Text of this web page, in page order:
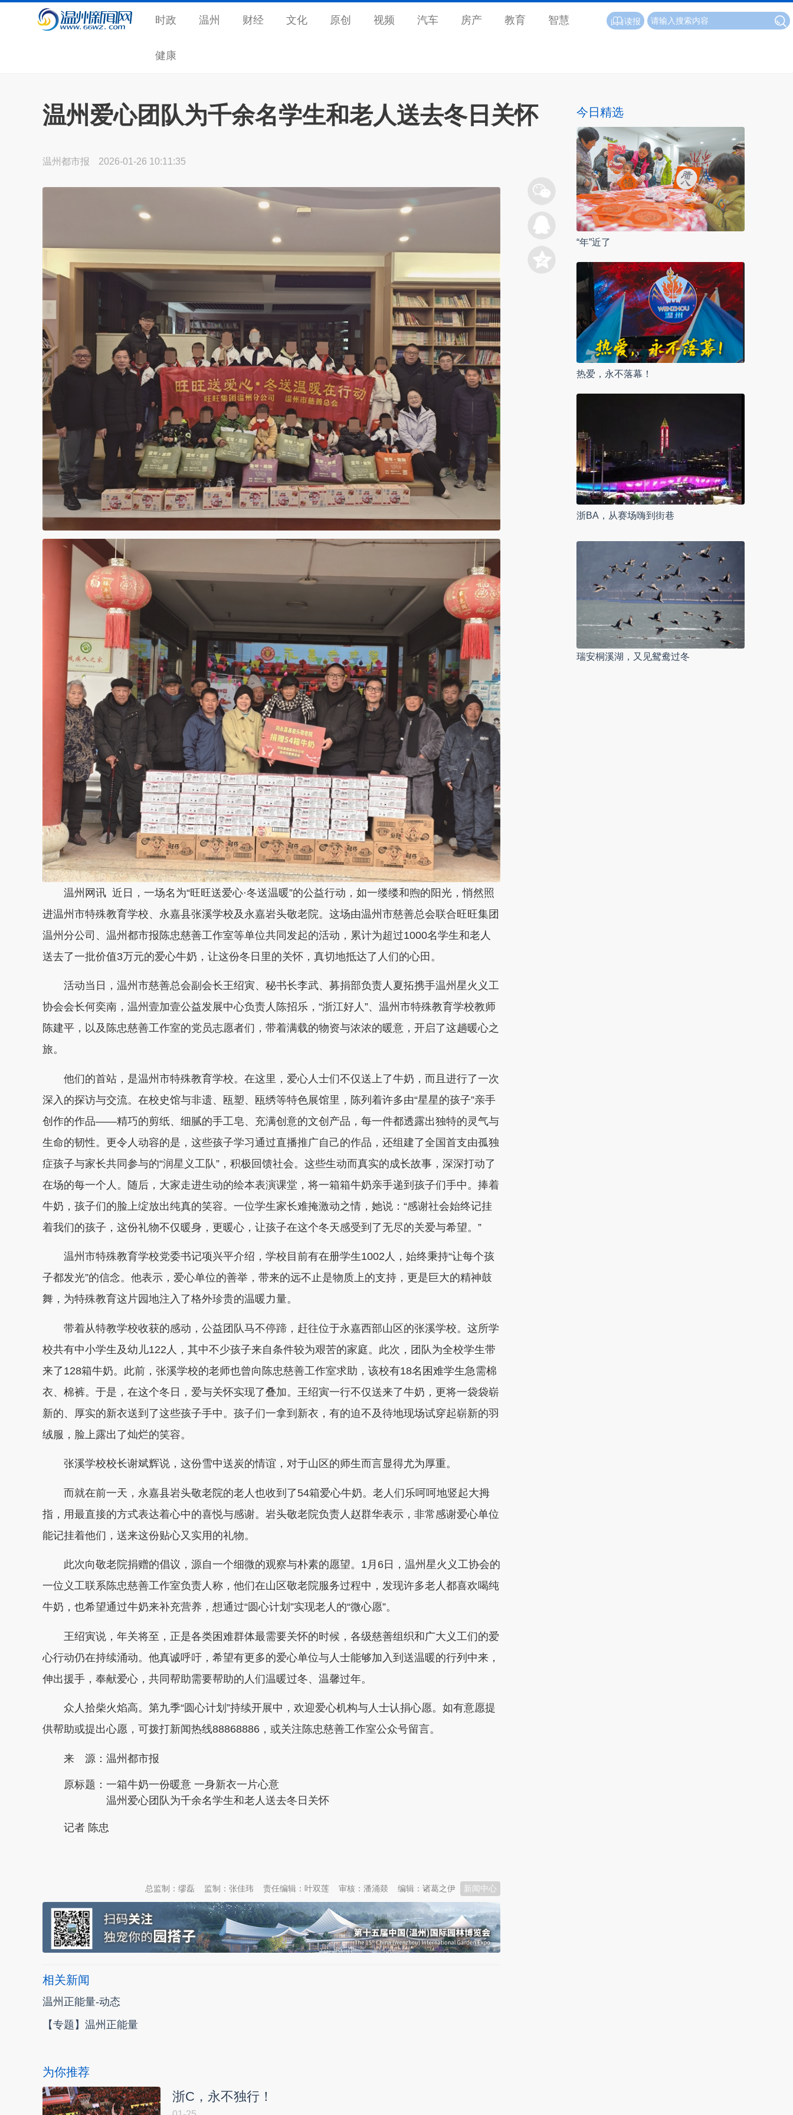
时政 温州 财经 文化 原创 视频 汽车 房产 教育 智慧
健康
读报
温州爱心团队为千余名学生和老人送去冬日关怀
温州都市报 2026-01-26 10:11:35
温州网讯 近日，一场名为“旺旺送爱心·冬送温暖”的公益行动，如一缕缕和煦的阳光，悄然照
进温州市特殊教育学校、永嘉县张溪学校及永嘉岩头敬老院。这场由温州市慈善总会联合旺旺集团
温州分公司、温州都市报陈忠慈善工作室等单位共同发起的活动，累计为超过1000名学生和老人
送去了一批价值3万元的爱心牛奶，让这份冬日里的关怀，真切地抵达了人们的心田。
活动当日，温州市慈善总会副会长王绍寅、秘书长李武、募捐部负责人夏拓携手温州星火义工
协会会长何奕南，温州壹加壹公益发展中心负责人陈招乐，“浙江好人”、温州市特殊教育学校教师
陈建平，以及陈忠慈善工作室的党员志愿者们，带着满载的物资与浓浓的暖意，开启了这趟暖心之
旅。
他们的首站，是温州市特殊教育学校。在这里，爱心人士们不仅送上了牛奶，而且进行了一次
深入的探访与交流。在校史馆与非遗、瓯塑、瓯绣等特色展馆里，陈列着许多由“星星的孩子”亲手
创作的作品——精巧的剪纸、细腻的手工皂、充满创意的文创产品，每一件都透露出独特的灵气与
生命的韧性。更令人动容的是，这些孩子学习通过直播推广自己的作品，还组建了全国首支由孤独
症孩子与家长共同参与的“润星义工队”，积极回馈社会。这些生动而真实的成长故事，深深打动了
在场的每一个人。随后，大家走进生动的绘本表演课堂，将一箱箱牛奶亲手递到孩子们手中。捧着
牛奶，孩子们的脸上绽放出纯真的笑容。一位学生家长难掩激动之情，她说：“感谢社会始终记挂
着我们的孩子，这份礼物不仅暖身，更暖心，让孩子在这个冬天感受到了无尽的关爱与希望。”
温州市特殊教育学校党委书记项兴平介绍，学校目前有在册学生1002人，始终秉持“让每个孩
子都发光”的信念。他表示，爱心单位的善举，带来的远不止是物质上的支持，更是巨大的精神鼓
舞，为特殊教育这片园地注入了格外珍贵的温暖力量。
带着从特教学校收获的感动，公益团队马不停蹄，赶往位于永嘉西部山区的张溪学校。这所学
校共有中小学生及幼儿122人，其中不少孩子来自条件较为艰苦的家庭。此次，团队为全校学生带
来了128箱牛奶。此前，张溪学校的老师也曾向陈忠慈善工作室求助，该校有18名困难学生急需棉
衣、棉裤。于是，在这个冬日，爱与关怀实现了叠加。王绍寅一行不仅送来了牛奶，更将一袋袋崭
新的、厚实的新衣送到了这些孩子手中。孩子们一拿到新衣，有的迫不及待地现场试穿起崭新的羽
绒服，脸上露出了灿烂的笑容。
张溪学校校长谢斌辉说，这份雪中送炭的情谊，对于山区的师生而言显得尤为厚重。
而就在前一天，永嘉县岩头敬老院的老人也收到了54箱爱心牛奶。老人们乐呵呵地竖起大拇
指，用最直接的方式表达着心中的喜悦与感谢。岩头敬老院负责人赵群华表示，非常感谢爱心单位
能记挂着他们，送来这份贴心又实用的礼物。
此次向敬老院捐赠的倡议，源自一个细微的观察与朴素的愿望。1月6日，温州星火义工协会的
一位义工联系陈忠慈善工作室负责人称，他们在山区敬老院服务过程中，发现许多老人都喜欢喝纯
牛奶，也希望通过牛奶来补充营养，想通过“圆心计划”实现老人的“微心愿”。
王绍寅说，年关将至，正是各类困难群体最需要关怀的时候，各级慈善组织和广大义工们的爱
心行动仍在持续涌动。他真诚呼吁，希望有更多的爱心单位与人士能够加入到送温暖的行列中来，
伸出援手，奉献爱心，共同帮助需要帮助的人们温暖过冬、温馨过年。
众人拾柴火焰高。第九季“圆心计划”持续开展中，欢迎爱心机构与人士认捐心愿。如有意愿提
供帮助或提出心愿，可拨打新闻热线88868886，或关注陈忠慈善工作室公众号留言。
来 源：温州都市报
原标题： 一箱牛奶一份暖意 一身新衣一片心意
温州爱心团队为千余名学生和老人送去冬日关怀
记者 陈忠
新闻中心
编辑：诸葛之伊
审核：潘涌燚
责任编辑：叶双莲
监制：张佳玮
总监制：缪磊
相关新闻
温州正能量-动态
【专题】温州正能量
为你推荐
浙C，永不独行！
今日精选
“年”近了
热爱，永不落幕！
浙BA，从赛场嗨到街巷
瑞安桐溪湖，又见鸳鸯过冬